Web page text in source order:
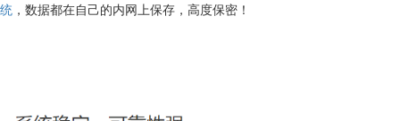
统 ，数据都在自己的内网上保存，高度保密！